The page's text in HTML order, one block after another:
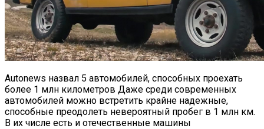
Autonews назвал 5 автомобилей, способных проехать
более 1 млн километров Даже среди современных
автомобилей можно встретить крайне надежные,
способные преодолеть невероятный пробег в 1 млн км.
В их числе есть и отечественные машины